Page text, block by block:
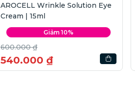
AROCELL Wrinkle Solution Eye
Cream | 15ml
Giảm 10%
600.000 ₫
540.000 ₫